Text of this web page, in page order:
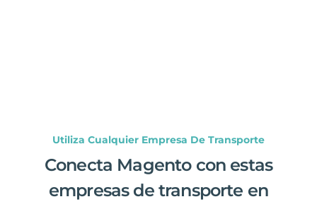
Utiliza Cualquier Empresa De Transporte
Conecta Magento con estas
empresas de transporte en